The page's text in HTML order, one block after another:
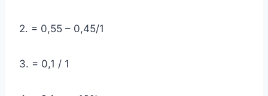
2. = 0,55 – 0,45/1
3. = 0,1 / 1